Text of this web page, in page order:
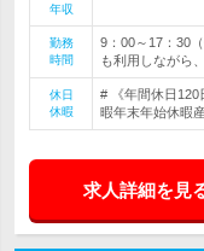
年収
勤務
時間
9：00～17：30
も利用しながら
休日
休暇
# 《年間休日120
暇年末年始休暇
求人詳細を見